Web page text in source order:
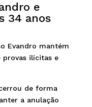
e
34 anos
Evandro mantém
provas ilícitas e
de forma
a anulação